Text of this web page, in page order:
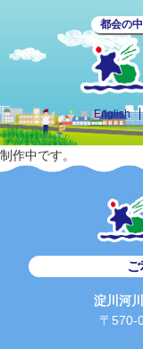
都会の
English
制作中です。
淀川河
〒570-